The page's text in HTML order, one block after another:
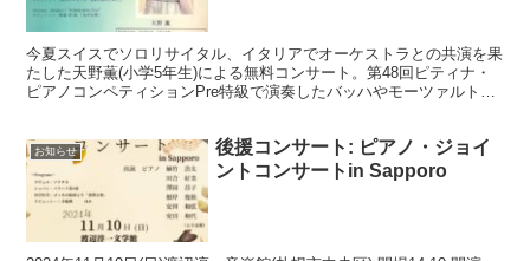
今夏スイスでソロリサイタル、イタリアでオーケストラとの共演を果
たした天野薫(小学5年生)による無料コンサート。第48回ピティナ・
ピアノコンペティションPre特級で演奏したバッハやモーツァルト、
お知らせ
後援コンサート: ピアノ・ジョイ
ントコンサートin Sapporo